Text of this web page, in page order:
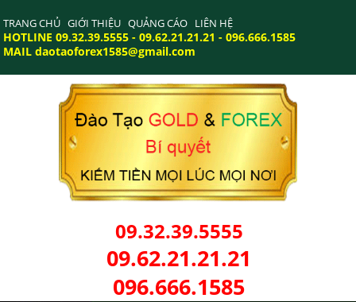
TRANG CHỦ GIỚI THIỆU QUẢNG CÁO LIÊN HỆ
HOTLINE 09.32.39.5555 - 09.62.21.21.21 - 096.666.1585
MAIL daotaoforex1585@gmail.com
09.32.39.5555
09.62.21.21.21
096.666.1585